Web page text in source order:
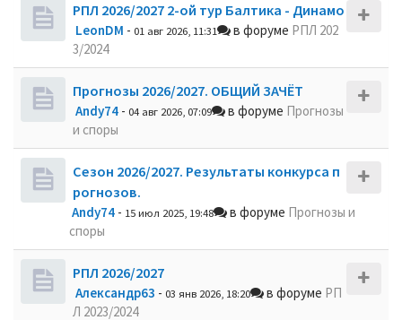
РПЛ 2026/2027 2-ой тур Балтика - Динамо
LeonDM - 01 авг 2026, 11:31 в форуме РПЛ 202
3/2024
Прогнозы 2026/2027. ОБЩИЙ ЗАЧЁТ
Andy74 - 04 авг 2026, 07:09 в форуме Прогнозы
и споры
Сезон 2026/2027. Результаты конкурса п
рогнозов.
Andy74 - 15 июл 2025, 19:48 в форуме Прогнозы и
споры
РПЛ 2026/2027
Александр63 - 03 янв 2026, 18:20 в форуме РП
Л 2023/2024